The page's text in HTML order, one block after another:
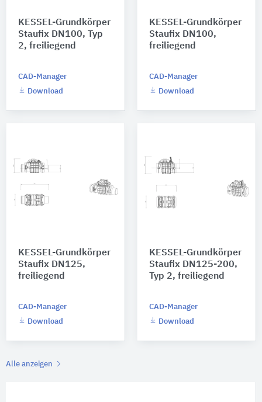
KESSEL-Grundkörper
Staufix DN100, Typ
2, freiliegend
CAD-Manager
Download
KESSEL-Grundkörper
Staufix DN100,
freiliegend
CAD-Manager
Download
KESSEL-Grundkörper
Staufix DN125,
freiliegend
CAD-Manager
Download
KESSEL-Grundkörper
Staufix DN125-200,
Typ 2, freiliegend
CAD-Manager
Download
Alle anzeigen